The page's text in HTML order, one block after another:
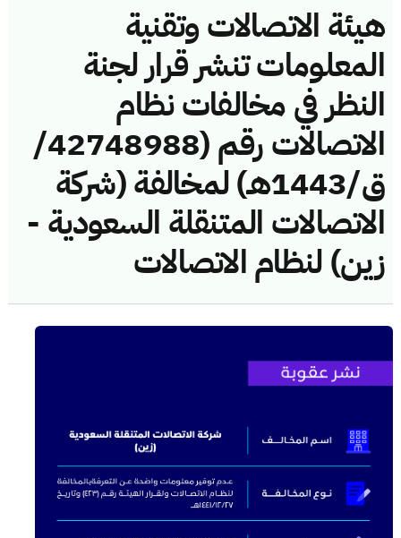
هيئة الاتصالات وتقنية
المعلومات تنشر قرار لجنة
النظر في مخالفات نظام
الاتصالات رقم (42748988/
ق/1443هـ) لمخالفة (شركة
الاتصالات المتنقلة السعودية -
زين) لنظام الاتصالات